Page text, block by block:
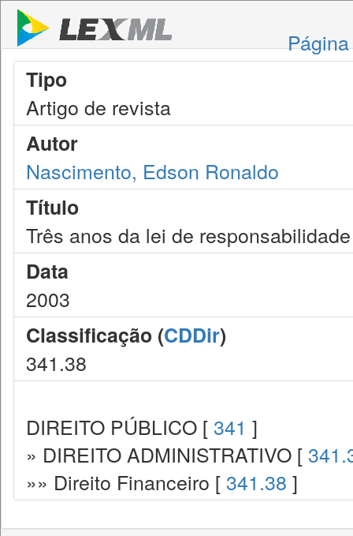
Tipo
Artigo de revista
Autor
Nascimento, Edson Ronaldo
Título
Três anos da lei de
Data
2003
Classificação (CDDir)
341.38
DIREITO PÚBLICO [ 341 ]
» DIREITO ADMINISTRATIVO [
»» Direito Financeiro [ 341.38 ]